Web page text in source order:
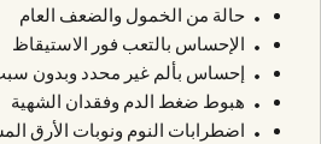
حالة من الخمول والضعف العام
الإحساس بالتعب فور الاستيقاظ
إحساس بألم غير محدد وبدون
هبوط ضغط الدم وفقدان الشهية
اضطرابات النوم ونوبات الأرق